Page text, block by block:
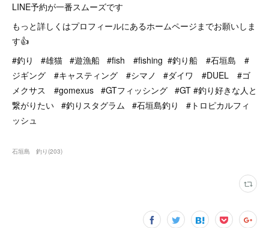
LINE予約が一番スムーズです
もっと詳しくはプロフィールにあるホームページまでお願いしま
す👍
#釣り #雄猫 #遊漁船 #fish #fishing #釣り船 #石垣島 #
ジギング #キャスティング #シマノ #ダイワ #DUEL #ゴ
メクサス #gomexus #GTフィッシング #GT #釣り好きな人と
繋がりたい #釣りスタグラム #石垣島釣り #トロピカルフィ
ッシュ
石垣島 釣り(203)